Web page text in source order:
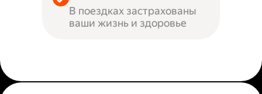
В поездках застрахованы
ваши жизнь и здоровье